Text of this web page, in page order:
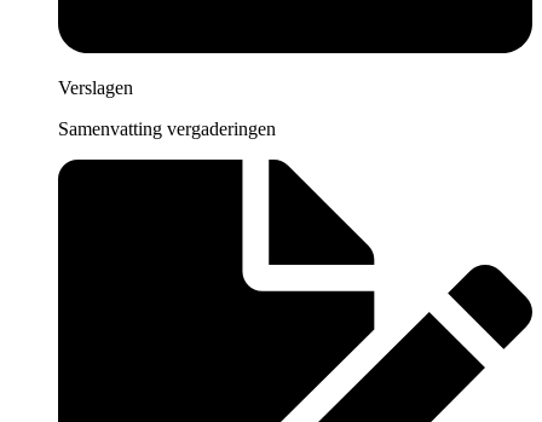
Verslagen
Samenvatting vergaderingen